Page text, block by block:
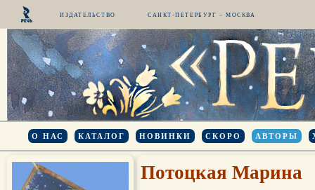
ИЗДАТЕЛЬСТВО САНКТ-ПЕТЕРБУРГ – МОСКВА
О НАС КАТАЛОГ НОВИНКИ СКОРО АВТОРЫ
Потоцкая Марина